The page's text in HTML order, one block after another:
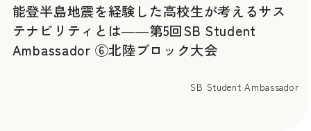
能登半島地震を経験した高校生が考えるサス
テナビリティとは――第5回SB Student
Ambassador ⑥北陸ブロック大会
SB Student Ambassador